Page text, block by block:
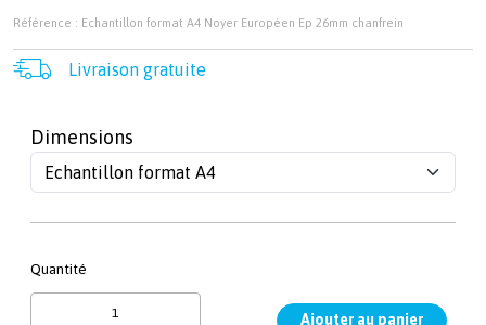
Référence : Echantillon format A4 Noyer Européen Ep 26mm chanfrein
Livraison gratuite
Dimensions
Quantité